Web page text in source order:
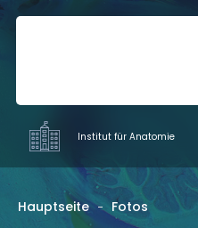
Coronavirus
Institute
Institut für Anatomie
Hauptseite Fotos